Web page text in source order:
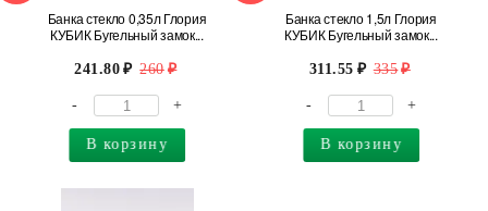
Банка стекло 0,35л Глория
КУБИК Бугельный замок...
241.80 260
- +
В корзину
Банка стекло 1,5л Глория
КУБИК Бугельный замок...
311.55 335
- +
В корзину